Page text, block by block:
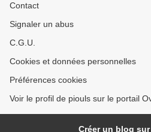
Contact
Signaler un abus
C.G.U.
Cookies et données personnelles
Préférences cookies
Voir le profil de piouls sur le portail
Créer un blog